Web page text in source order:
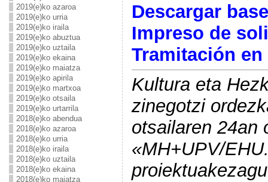
2019(e)ko azaroa
2019(e)ko urria
2019(e)ko iraila
2019(e)ko abuztua
2019(e)ko uztaila
2019(e)ko ekaina
2019(e)ko maiatza
2019(e)ko apirila
2019(e)ko martxoa
2019(e)ko otsaila
2019(e)ko urtarrila
2018(e)ko abendua
2018(e)ko azaroa
2018(e)ko urria
2018(e)ko iraila
2018(e)ko uztaila
2018(e)ko ekaina
2018(e)ko maiatza
Descargar
Impreso de
Tramitación
Kultura eta
zinegotzi
otsailaren 24an
«MH+UPV/